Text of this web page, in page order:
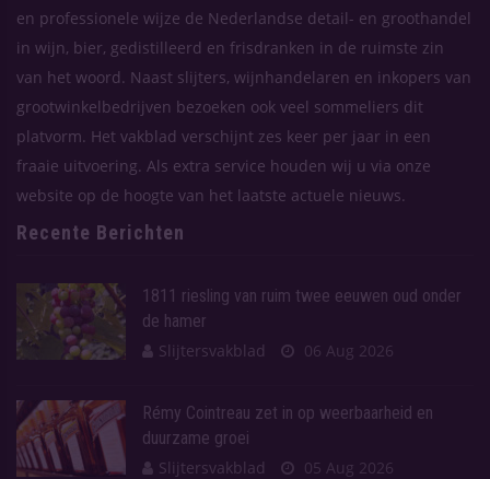
en professionele wijze de Nederlandse detail- en groothandel
in wijn, bier, gedistilleerd en frisdranken in de ruimste zin
van het woord. Naast slijters, wijnhandelaren en inkopers van
grootwinkelbedrijven bezoeken ook veel sommeliers dit
platvorm. Het vakblad verschijnt zes keer per jaar in een
fraaie uitvoering. Als extra service houden wij u via onze
website op de hoogte van het laatste actuele nieuws.
Recente Berichten
1811 riesling van ruim twee eeuwen oud onder
de hamer
Slijtersvakblad
06 Aug 2026
Rémy Cointreau zet in op weerbaarheid en
duurzame groei
Slijtersvakblad
05 Aug 2026